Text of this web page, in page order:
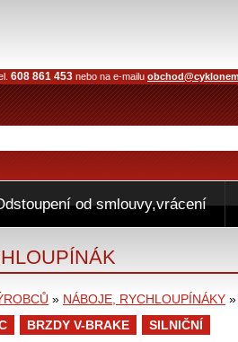
» NÁBOJE, RYCHLOUPÍNÁKY »
BRZDY V-BRAKE SILNIČNÍ
608 861 453 nebo na e-mailu
od smlouvy,vrácení